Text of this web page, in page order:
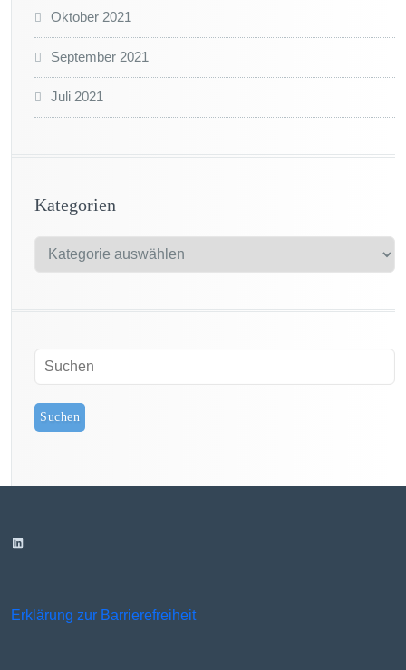
Oktober 2021
September 2021
Juli 2021
Kategorien
a
i
e
LinkedIn
Erklärung zur Barrierefreiheit